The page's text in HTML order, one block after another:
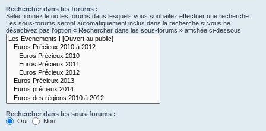
Rechercher dans les forums :
Sélectionnez le ou les forums dans lesquels vous souhaitez effectuer une recherche.
Les sous-forums seront automatiquement inclus dans la recherche si vous ne
désactivez pas l’option « Rechercher dans les sous-forums » affichée ci-dessous.
Rechercher dans les sous-forums :
Oui
Non